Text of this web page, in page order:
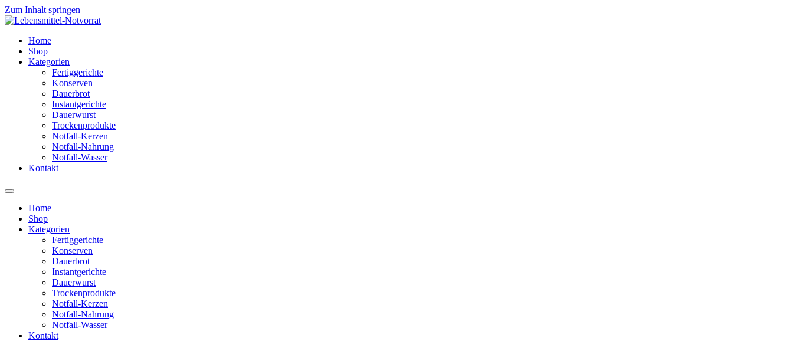
Zum Inhalt springen
Home
Shop
Kategorien
Fertiggerichte
Konserven
Dauerbrot
Instantgerichte
Dauerwurst
Trockenprodukte
Notfall-Kerzen
Notfall-Nahrung
Notfall-Wasser
Kontakt
Home
Shop
Kategorien
Fertiggerichte
Konserven
Dauerbrot
Instantgerichte
Dauerwurst
Trockenprodukte
Notfall-Kerzen
Notfall-Nahrung
Notfall-Wasser
Kontakt